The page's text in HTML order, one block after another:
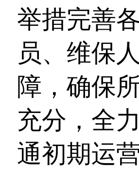
举措完善
员、维保
障，确保
充分，全
通初期运营